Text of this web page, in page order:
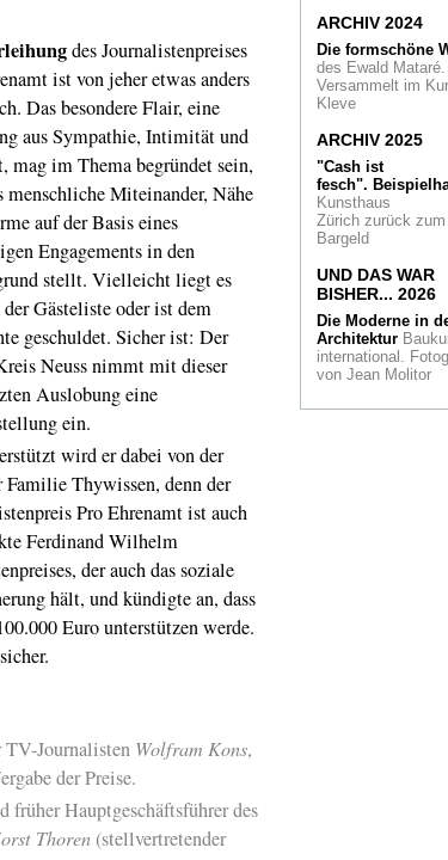
des Journalistenpreises
ist von jeher etwas anders
Das besondere Flair, eine
aus Sympathie, Intimität und
mag im Thema begründet sein,
menschliche Miteinander, Nähe
auf der Basis eines
Engagements in den
stellt. Vielleicht liegt es
der Gästeliste oder ist dem
geschuldet. Sicher ist: Der
Neuss nimmt mit dieser
Auslobung eine
ein.
wird er dabei von der
Familie Thywissen, denn der
Pro Ehrenamt ist auch
Ferdinand Wilhelm
der auch das soziale
hält, und kündigte an, dass
Euro unterstützen werde.
TV-Journalisten Wolfram Kons,
der Preise.
früher Hauptgeschäftsführer des
Thoren(stellvertretender
Himmelsterrassen
grünes Tal im
Das 'Marina One' in
Singapur
EingeweihtDer
Abu Dhabi darf 30
so heißen. Das
kuratorische
ist universell: die
Menschheit
Erfolg mit freiem
EintrittDas
Folkwang
Besucherzahlen
Rechenmaschine für
ARCHIV 2024
Die formschöne
des Ewald Mataré.
Versammelt im
Kleve
ARCHIV 2025
"Cash ist
fesch".
Kunsthaus
Zürich zurück zum
Bargeld
UND DAS WAR
BISHER... 2026
Die Moderne in
Architektur
international.
von Jean Molitor